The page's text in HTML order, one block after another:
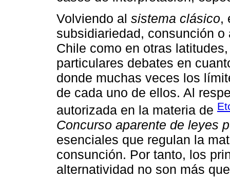
Volviendo al sistema clásico,
subsidiariedad, consunción
Chile como en otras
particulares debates en
donde muchas veces los
de cada uno de ellos. Al
autorizada en la materia de
Concurso aparente de leyes
esenciales que regulan la
consunción. Por tanto, los
alternatividad no son más